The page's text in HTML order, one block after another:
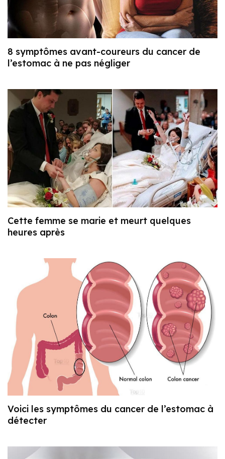
8 symptômes avant-coureurs du cancer de
l’estomac à ne pas négliger
Cette femme se marie et meurt quelques
heures après
Voici les symptômes du cancer de l’estomac à
détecter